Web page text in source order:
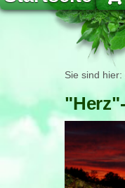
Sie sind hier: